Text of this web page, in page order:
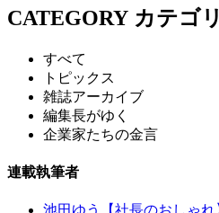
CATEGORY カテゴ
すべて
トピックス
雑誌アーカイブ
編集長がゆく
企業家たちの金言
連載執筆者